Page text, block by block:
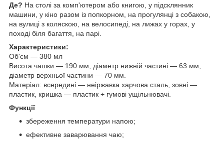
Де? На столі за комп'ютером або книгою, у підсклянник
машини, у кіно разом із попкорном, на прогулянці з собакою,
на вулиці з коляскою, на велосипеді, на лижах у горах, у
поході біля багаття, на парі.
Характеристики:
Об'єм — 380 мл
Висота чашки — 190 мм, діаметр нижній частині — 63 мм,
діаметр верхньої частини — 70 мм.
Матеріал: всередині — неіржавка харчова сталь, зовні —
пластик, кришка — пластик + гумові ущільнювачі.
Функції
збереження температури напою;
ефективне заварювання чаю;